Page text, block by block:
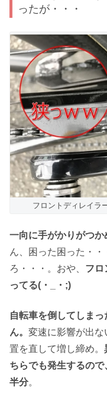
ったが・・・
フロントディレイラ
一向に手がかりがつか
ん、困った困った・
ろ・・・。おや、 フロ
ってる(・_・;)
自転車を倒してしま
ん。 変速に影響が出
置を直して増し締め。
ちらでも発生するの
半分。